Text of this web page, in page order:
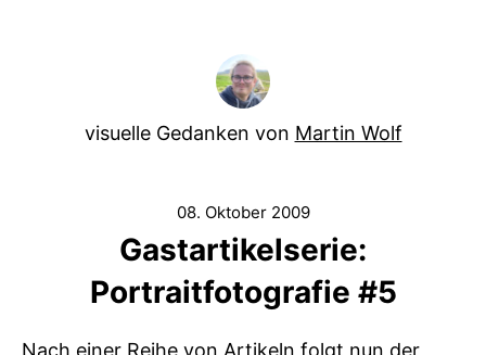
visuelle Gedanken von Martin Wolf
08. Oktober 2009
Gastartikelserie:
Portraitfotografie #5
Nach einer Reihe von Artikeln folgt nun der